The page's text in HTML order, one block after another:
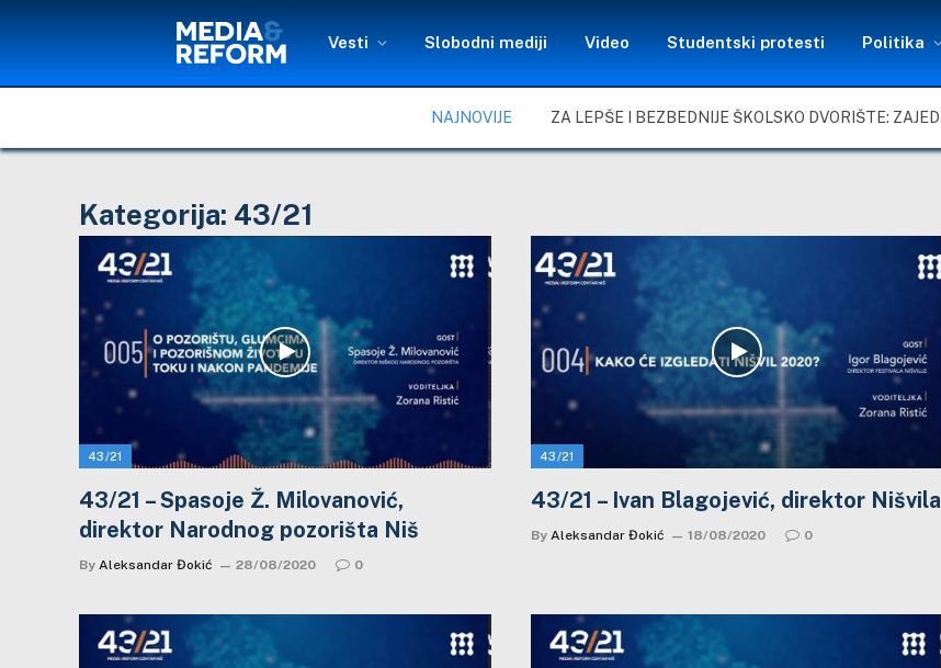
Vesti Slobodni mediji Video Studentski protesti Politika
NAJNOVIJE
Kategorija: 43/21
43/21
43/21 – Spasoje Ž. Milovanović,
direktor Narodnog pozorišta Niš
By Aleksandar Đokić 28/08/2020 0
43/21
43/21 – Ivan Blagojević, direktor Nišvila
By Aleksandar Đokić 18/08/2020 0